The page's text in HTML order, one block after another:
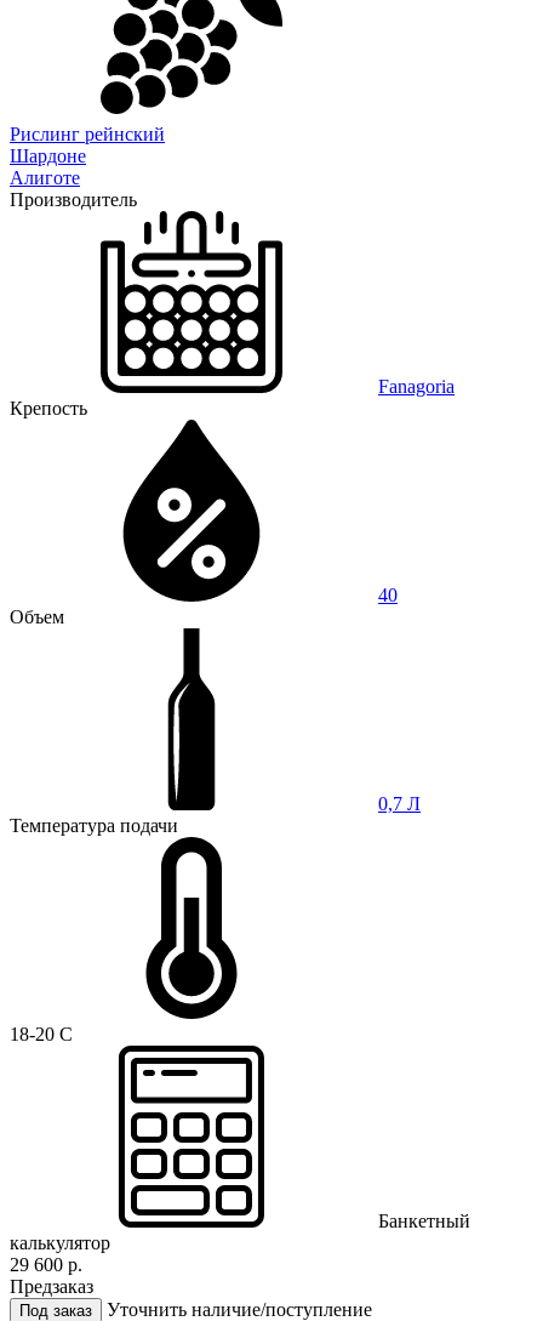
Рислинг рейнский
Шардоне
Алиготе
Производитель
Fanagoria
Крепость
40
Объем
0,7 Л
Температура подачи
18-20 C
Банкетный
калькулятор
29 600 р.
Предзаказ
Под заказ
Уточнить наличие/поступление